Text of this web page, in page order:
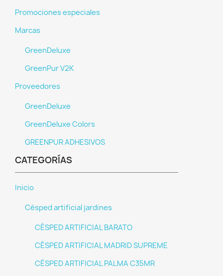
Promociones especiales
Marcas
GreenDeluxe
GreenPur V2K
Proveedores
GreenDeluxe
GreenDeluxe Colors
GREENPUR ADHESIVOS
CATEGORÍAS
Inicio
Césped artificial jardines
CÉSPED ARTIFICIAL BARATO
CÉSPED ARTIFICIAL MADRID SUPREME
CÉSPED ARTIFICIAL PALMA C35MR